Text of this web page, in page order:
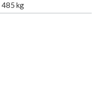
485 kg